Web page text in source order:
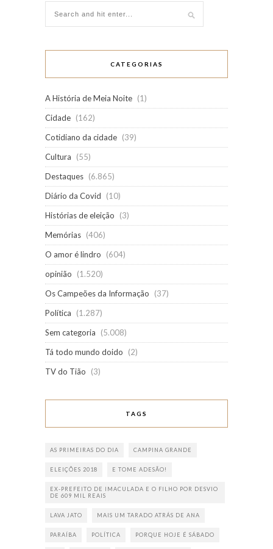
CATEGORIAS
A História de Meia Noite (1)
Cidade (162)
Cotidiano da cidade (39)
Cultura
(55)
Destaques (6.865)
Diário da Covid
(10)
Histórias de eleição
(3)
Memórias (406)
O amor é lindro
(604)
opinião
(1.520)
Os Campeões da Informação
(37)
Política
(1.287)
Sem categoria
(5.008)
Tá todo mundo doido
(2)
TV do Tião
(3)
TAGS
AS PRIMEIRAS DO DIA CAMPINA GRANDE
ELEIÇÕES 2018 E TOME ADESÃO!
EX-PREFEITO DE IMACULADA E O FILHO POR DESVIO
DE 609 MIL REAIS
LAVA JATO MAIS UM TARADO ATRÁS DE ANA
PARAÍBA POLÍTICA PORQUE HOJE É SÁBADO